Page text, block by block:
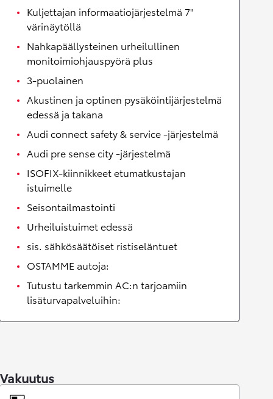
Kuljettajan informaatiojärjestelmä 7"
värinäytöllä
Nahkapäällysteinen urheilullinen
monitoimiohjauspyörä plus
3-puolainen
Akustinen ja optinen pysäköintijärjestelmä
edessä ja takana
Audi connect safety & service -järjestelmä
Audi pre sense city -järjestelmä
ISOFIX-kiinnikkeet etumatkustajan
istuimelle
Seisontailmastointi
Urheiluistuimet edessä
sis. sähkösäätöiset ristiseläntuet
OSTAMME autoja:
Tutustu tarkemmin AC:n tarjoamiin
lisäturvapalveluihin:
Vakuutus